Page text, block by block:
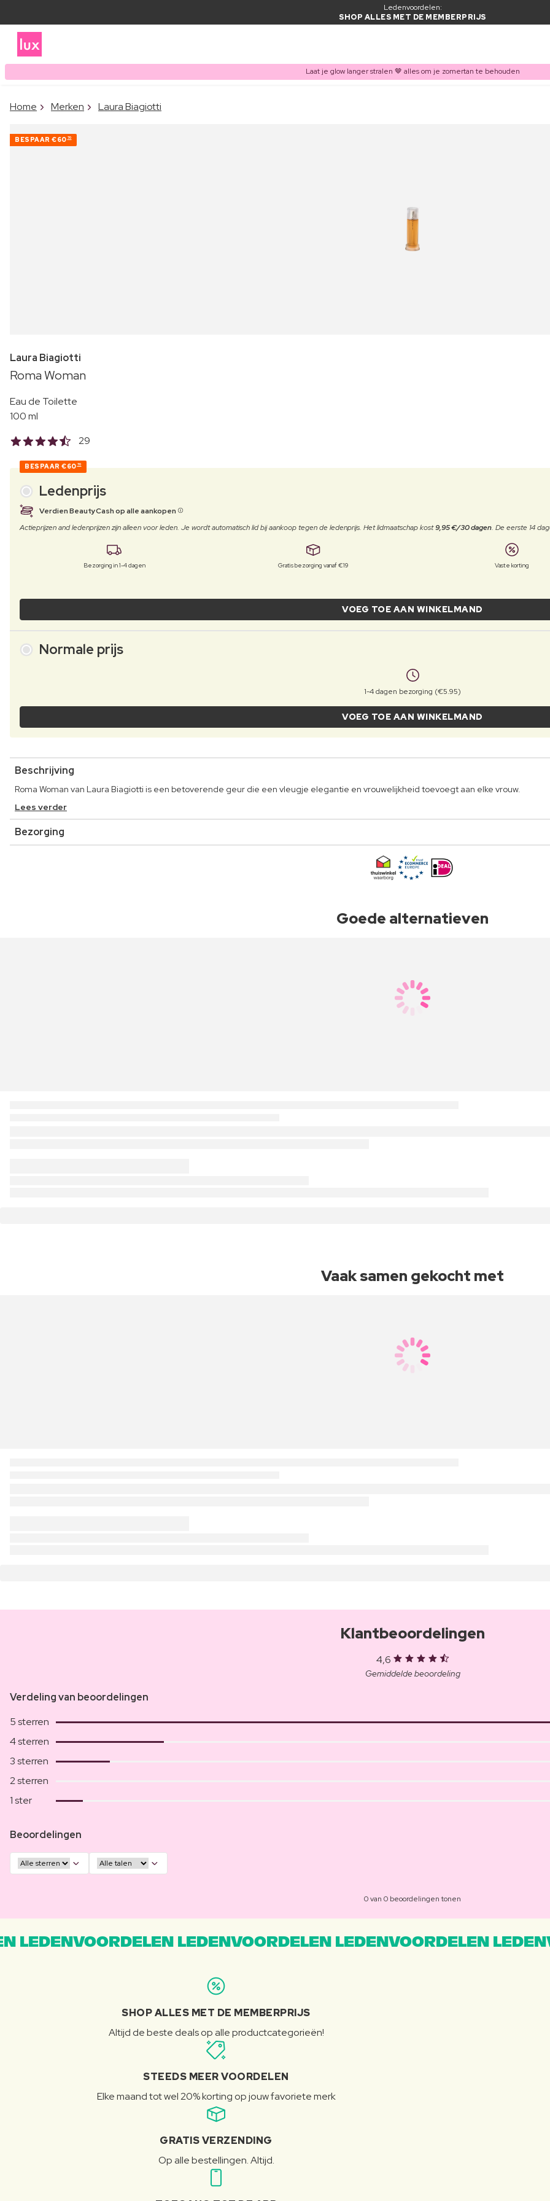
Ledenvoordelen:
SHOP ALLES MET DE MEMBERPRIJS
Laat je glow langer stralen 🤎 alles om je zomertan te behouden
Home Merken Laura Biagiotti
BESPAAR €60 70
Laura Biagiotti
Roma Woman
Eau de Toilette
100 ml
29
BESPAAR €60 70
Ledenprijs
Verdien BeautyCash op alle aankopen
Actieprijzen and ledenprijzen zijn alleen voor leden. Je wordt automatisch lid bij aankoop tegen de ledenprijs. Het lidmaatschap kost9,95 €/30 dagen. De eerste 14
Bezorging in 1-4 dagen Gratis bezorging vanaf €19 Vaste korting
VOEG TOE AAN WINKELMAND
Normale prijs
1-4 dagen bezorging (€5.95)
VOEG TOE AAN WINKELMAND
Beschrijving
Roma Woman van Laura Biagiotti is een betoverende geur die een vleugje elegantie en vrouwelijkheid toevoegt aan elke vrouw.
Lees verder
Bezorging
Goede alternatieven
Vaak samen gekocht met
Klantbeoordelingen
4,6
Gemiddelde beoordeling
Verdeling van beoordelingen
5 sterren
4 sterren
3 sterren
2 sterren
1 ster
Beoordelingen
0 van 0 beoordelingen tonen
LEDENVOORDELEN LEDENVOORDELEN LEDENVOORDELEN
SHOP ALLES MET DE MEMBERPRIJS
Altijd de beste deals op alle productcategorieën!
STEEDS MEER VOORDELEN
Elke maand tot wel 20% korting op jouw favoriete merk
GRATIS VERZENDING
Op alle bestellingen. Altijd.